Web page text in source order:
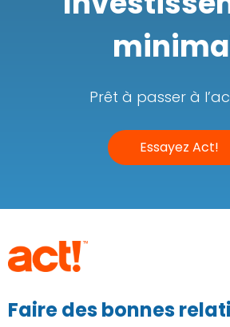
Prêt à passer à
Essayez Act!
Faire des bonnes